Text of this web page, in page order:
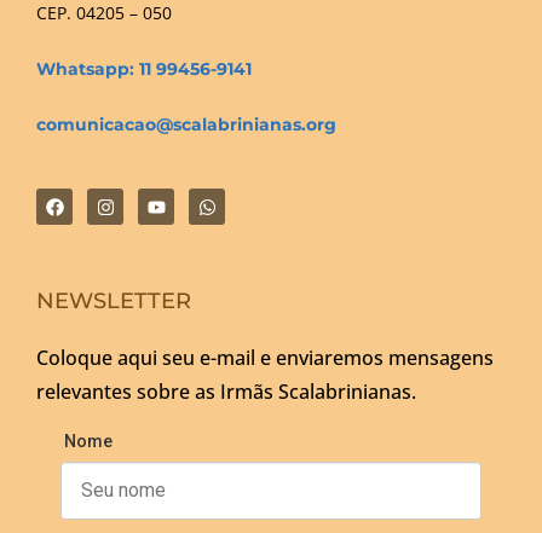
CEP. 04205 – 050
Whatsapp: 11 99456-9141
comunicacao@scalabrinianas.org
NEWSLETTER
Coloque aqui seu e-mail e enviaremos mensagens
relevantes sobre as Irmãs Scalabrinianas.
Nome